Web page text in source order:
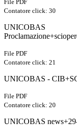
File PDF
Contatore click: 30
UNICOBAS
File PDF
Contatore click: 21
UNICOBAS -
File PDF
Contatore click: 20
UNICOBAS